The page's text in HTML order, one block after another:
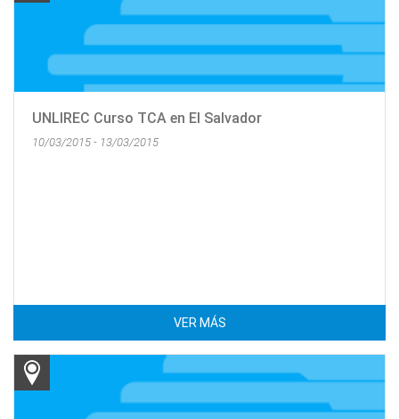
UNLIREC Curso TCA en El Salvador
10/03/2015 - 13/03/2015
VER MÁS